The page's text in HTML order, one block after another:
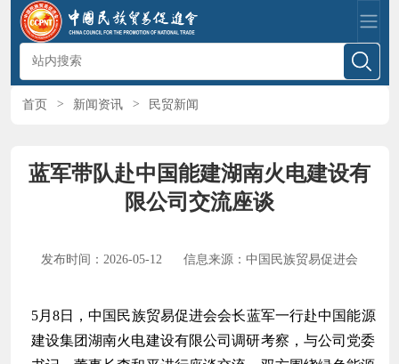
首页 > 新闻资讯 > 民贸新闻
蓝军带队赴中国能建湖南火电建设有
限公司交流座谈
发布时间：2026-05-12 信息来源：中国民族贸易促进会
5月8日，中国民族贸易促进会会长蓝军一行赴中国能源
建设集团湖南火电建设有限公司调研考察，与公司党委